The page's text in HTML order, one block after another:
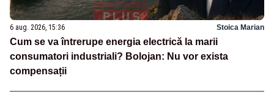
6 aug. 2026, 15:36 Stoica Marian
Cum se va întrerupe energia electrică la marii
consumatori industriali? Bolojan: Nu vor exista
compensații